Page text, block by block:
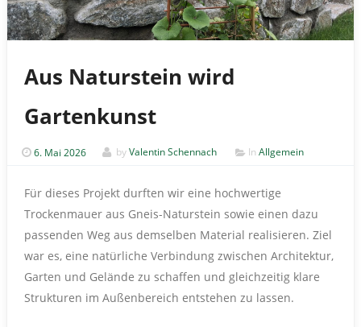
Aus Naturstein wird
Gartenkunst
6. Mai 2026 byValentin Schennach In Allgemein
Für dieses Projekt durften wir eine hochwertige
Trockenmauer aus Gneis-Naturstein sowie einen dazu
passenden Weg aus demselben Material realisieren. Ziel
war es, eine natürliche Verbindung zwischen Architektur,
Garten und Gelände zu schaffen und gleichzeitig klare
Strukturen im Außenbereich entstehen zu lassen.